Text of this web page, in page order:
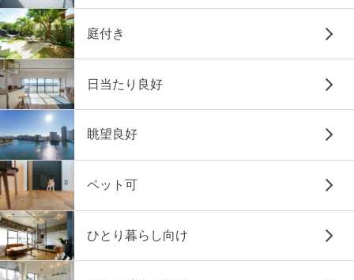
庭付き
日当たり良好
眺望良好
ペット可
ひとり暮らし向け